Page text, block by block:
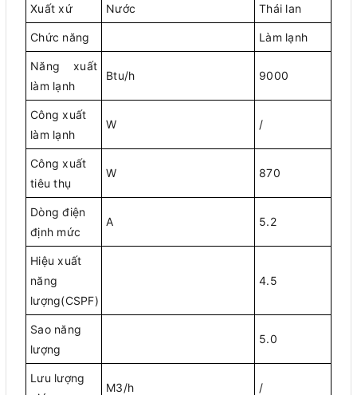
Xuất xứ Nước Thái lan
Chức năng Làm lạnh
Năng xuất
làm lạnh
Btu/h 9000
Công xuất
làm lạnh
W /
Công xuất
tiêu thụ
W 870
Dòng điện
định mức
A 5.2
Hiệu xuất
năng
lượng(CSPF)
4.5
Sao năng
lượng
5.0
Lưu lượng
M3/h /